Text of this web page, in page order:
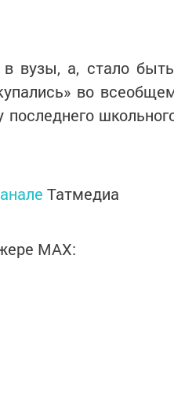
вузы, а, стало
во
Татмедиа
MАХ: